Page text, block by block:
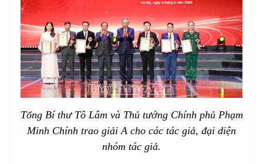
Tổng Bí thư Tô Lâm và Thủ tướng Chính phủ Phạm
Minh Chính trao giải A cho các tác giả, đại diện
nhóm tác giả.